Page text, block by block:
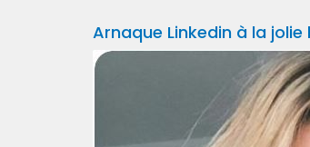
Arnaque Linkedin à la jolie